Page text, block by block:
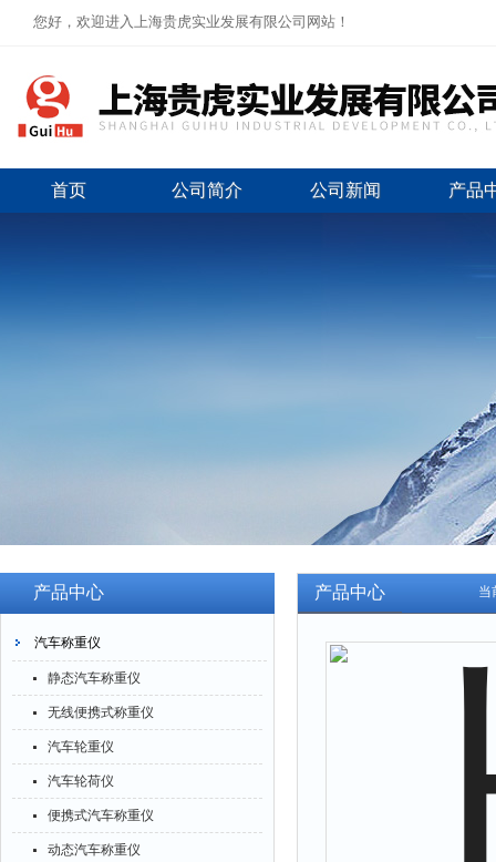
您好，欢迎进入上海贵虎实业发展有限公司网站！
首页 公司简介 公司新闻 产品
产品中心
汽车称重仪
静态汽车称重仪
无线便携式称重仪
汽车轮重仪
汽车轮荷仪
便携式汽车称重仪
动态汽车称重仪
当
产品中心